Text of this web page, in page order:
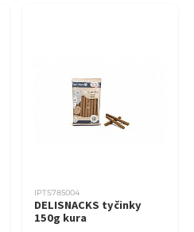
IPTS785004
DELISNACKS tyčinky
150g kura